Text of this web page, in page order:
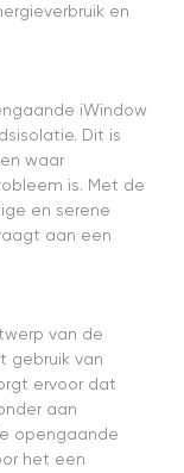
en
iWindow
Dit is
waar
is. Met de
en serene
aan een
van de
gebruik van
ervoor dat
aan
opengaande
het een